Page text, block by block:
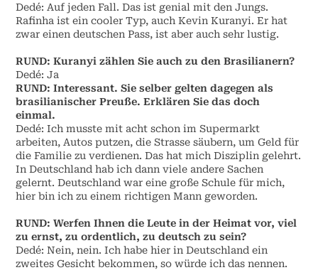
Dedé: Auf jeden Fall. Das ist genial mit den Jungs.
Rafinha ist ein cooler Typ, auch Kevin Kuranyi. Er hat
zwar einen deutschen Pass, ist aber auch sehr lustig.
RUND:Kuranyi zählen Sie auch zu den Brasilianern?
Dedé: Ja
RUND:Interessant. Sie selber gelten dagegen als
brasilianischer Preuße. Erklären Sie das doch
einmal.
Dedé: Ich musste mit acht schon im Supermarkt
arbeiten, Autos putzen, die Strasse säubern, um Geld für
die Familie zu verdienen. Das hat mich Disziplin gelehrt.
In Deutschland hab ich dann viele andere Sachen
gelernt. Deutschland war eine große Schule für mich,
hier bin ich zu einem richtigen Mann geworden.
RUND:Werfen Ihnen die Leute in der Heimat vor, viel
zu ernst, zu ordentlich, zu deutsch zu sein?
Dedé: Nein, nein. Ich habe hier in Deutschland ein
zweites Gesicht bekommen, so würde ich das nennen.